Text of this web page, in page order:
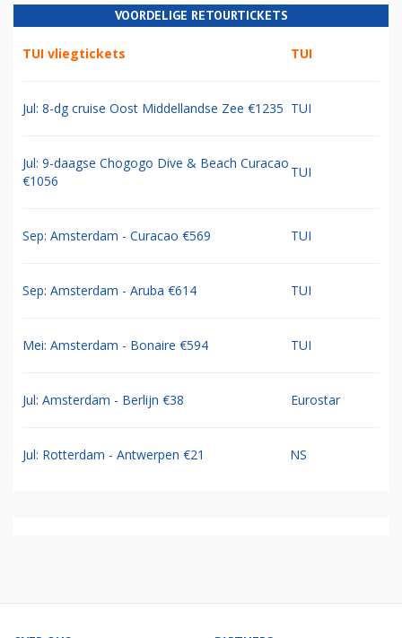
VOORDELIGE RETOURTICKETS
TUI vliegtickets TUI
Jul: 8-dg cruise Oost Middellandse Zee €1235 TUI
Jul: 9-daagse Chogogo Dive & Beach Curacao
€1056
TUI
Sep: Amsterdam - Curacao €569 TUI
Sep: Amsterdam - Aruba €614 TUI
Mei: Amsterdam - Bonaire €594 TUI
Jul: Amsterdam - Berlijn €38 Eurostar
Jul: Rotterdam - Antwerpen €21 NS